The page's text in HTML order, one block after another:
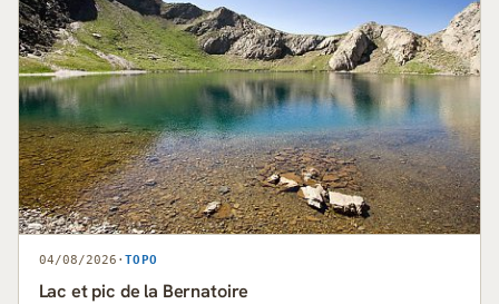
04/08/2026 · TOPO
Lac et pic de la Bernatoire